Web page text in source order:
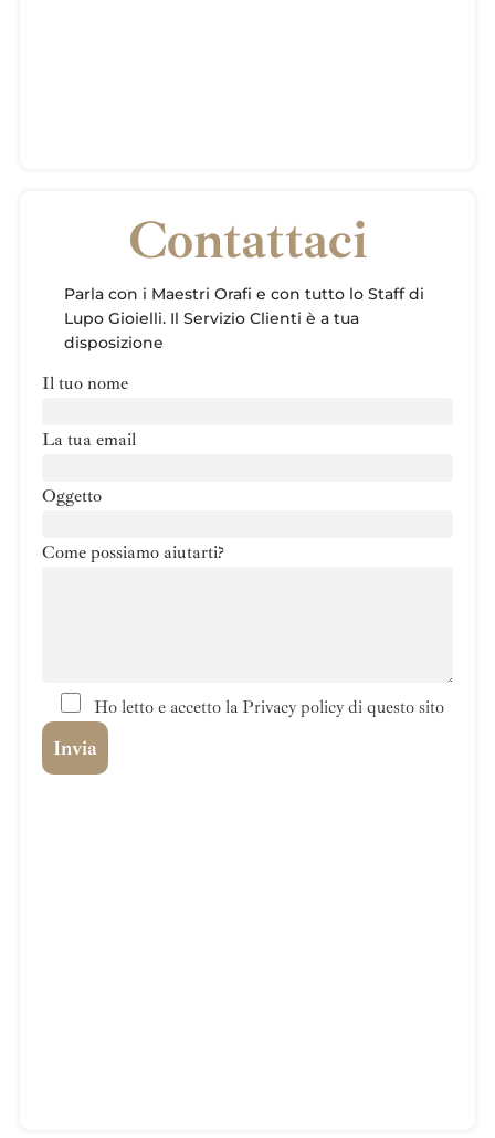
Contattaci
Parla con i Maestri Orafi e con tutto lo Staff di
Lupo Gioielli. Il Servizio Clienti è a tua
disposizione
Il tuo nome
La tua email
Oggetto
Come possiamo aiutarti?
Ho letto e accetto la Privacy policy di questo sito